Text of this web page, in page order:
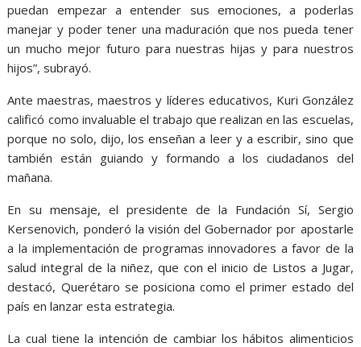
puedan empezar a entender sus emociones, a poderlas
manejar y poder tener una maduración que nos pueda tener
un mucho mejor futuro para nuestras hijas y para nuestros
hijos”, subrayó.
Ante maestras, maestros y líderes educativos, Kuri González
calificó como invaluable el trabajo que realizan en las escuelas,
porque no solo, dijo, los enseñan a leer y a escribir, sino que
también están guiando y formando a los ciudadanos del
mañana.
En su mensaje, el presidente de la Fundación Sí, Sergio
Kersenovich, ponderó la visión del Gobernador por apostarle
a la implementación de programas innovadores a favor de la
salud integral de la niñez, que con el inicio de Listos a Jugar,
destacó, Querétaro se posiciona como el primer estado del
país en lanzar esta estrategia.
La cual tiene la intención de cambiar los hábitos alimenticios